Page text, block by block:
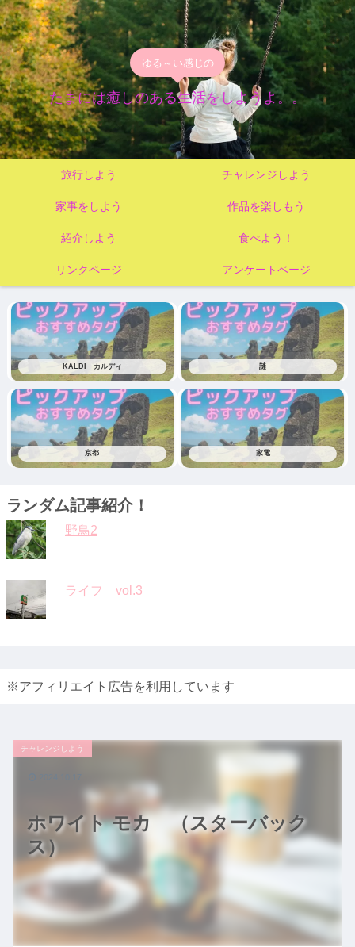
ゆる～い感じの
たまには癒しのある生活をしようよ。。
旅行しよう チャレンジしよう
家事をしよう 作品を楽しもう
紹介しよう 食べよう！
リンクページ アンケートページ
KALDI カルディ 謎
京都 家電
ランダム記事紹介！
野鳥2
ライフ vol.3
※アフィリエイト広告を利用しています
ホワイト モカ （スターバック
ス）
チャレンジしよう